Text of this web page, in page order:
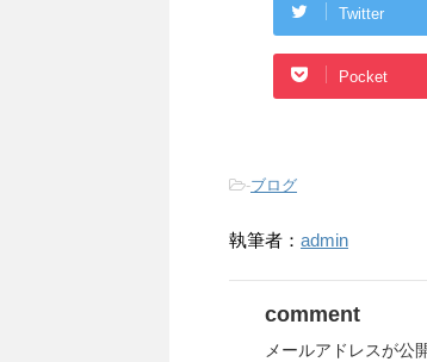
Twitter
Pocket
-ブログ
執筆者： admin
comment
メールアドレスが公